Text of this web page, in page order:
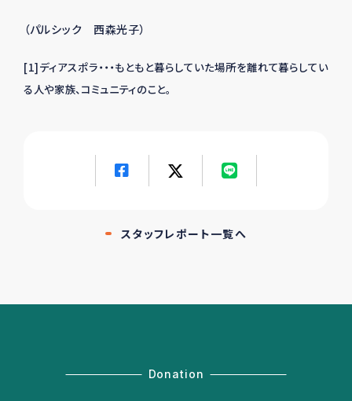
（パルシック 西森光子）
[1]ディアスポラ・・・もともと暮らしていた場所を離れて暮らしてい
る人や家族、コミュニティのこと。
スタッフレポート一覧へ
Donation